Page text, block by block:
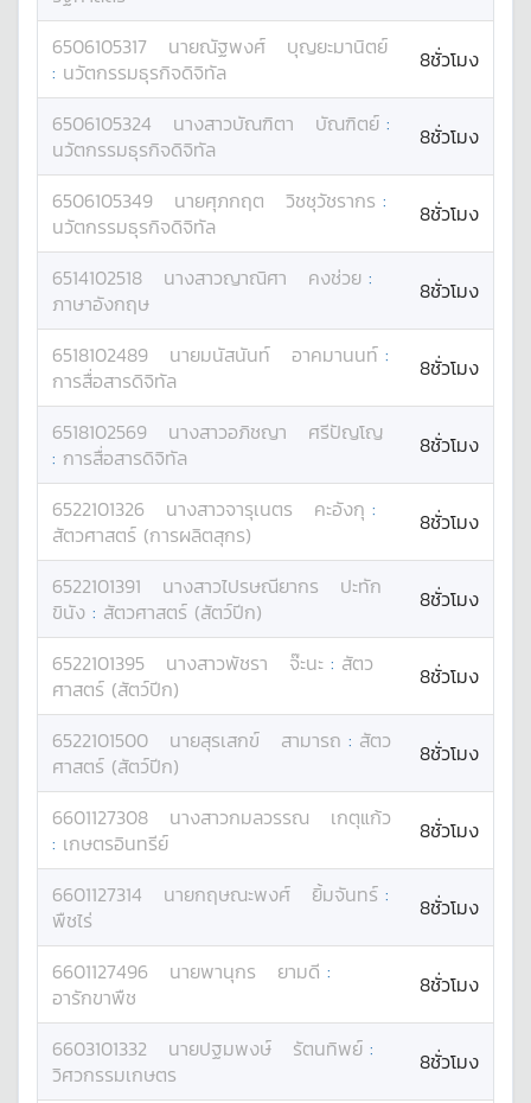
6506105317
นายณัฐพงศ์
บุญยะมานิตย์
: นวัตกรรมธุรกิจดิจิทัล 8ชั่วโมง
6506105324 นางสาวบัณฑิตา บัณฑิตย์ :
นวัตกรรมธุรกิจดิจิทัล
8ชั่วโมง
6506105349 นายศุภกฤต วิชชุวัชรากร :
นวัตกรรมธุรกิจดิจิทัล
8ชั่วโมง
6514102518 นางสาวญาณิศา คงช่วย :
ภาษาอังกฤษ
8ชั่วโมง
6518102489 นายมนัสนันท์ อาคมานนท์ :
การสื่อสารดิจิทัล
8ชั่วโมง
6518102569 นางสาวอภิชญา
ศรีปัญโญ
: การสื่อสารดิจิทัล 8ชั่วโมง
6522101326 นางสาวจารุเนตร คะอังกุ :
สัตวศาสตร์ (การผลิตสุกร)
8ชั่วโมง
6522101391 นางสาวไปรษณียากร
ปะทัก
ขินัง : สัตวศาสตร์ (สัตว์ปีก) 8ชั่วโมง
6522101395 นางสาวพัชรา จ๊ะนะ : สัตว
ศาสตร์ (สัตว์ปีก)
8ชั่วโมง
6522101500 นายสุรเสกข์ สามารถ : สัตว
ศาสตร์ (สัตว์ปีก)
8ชั่วโมง
6601127308 นางสาวกมลวรรณ
เกตุแก้ว
: เกษตรอินทรีย์ 8ชั่วโมง
6601127314 นายกฤษณะพงศ์ ยิ้มจันทร์ :
พืชไร่
8ชั่วโมง
6601127496 นายพานุกร ยามดี :
อารักขาพืช
8ชั่วโมง
6603101332 นายปฐมพงษ์ รัตนทิพย์ :
วิศวกรรมเกษตร
8ชั่วโมง